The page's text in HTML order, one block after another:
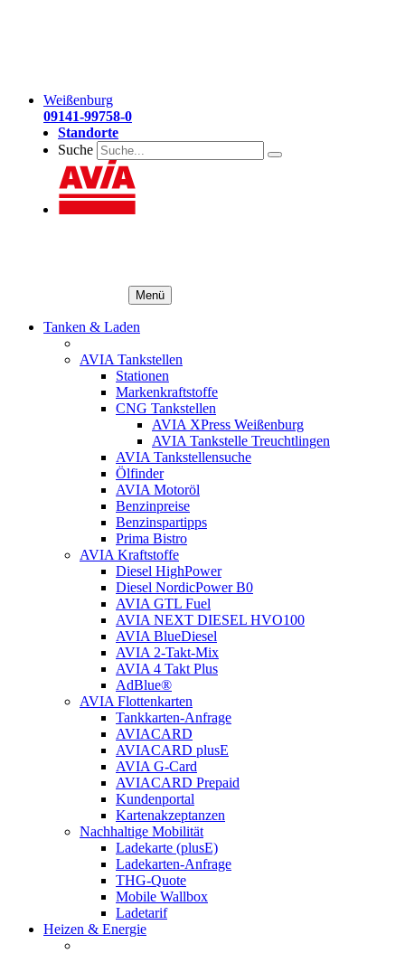
Weißenburg
09141-99758-0
Standorte
Suche
Menü
Tanken & Laden
AVIA Tankstellen
Stationen
Markenkraftstoffe
CNG Tankstellen
AVIA XPress Weißenburg
AVIA Tankstelle Treuchtlingen
AVIA Tankstellensuche
Ölfinder
AVIA Motoröl
Benzinpreise
Benzinspartipps
Prima Bistro
AVIA Kraftstoffe
Diesel HighPower
Diesel NordicPower B0
AVIA GTL Fuel
AVIA NEXT DIESEL HVO100
AVIA BlueDiesel
AVIA 2-Takt-Mix
AVIA 4 Takt Plus
AdBlue®
AVIA Flottenkarten
Tankkarten-Anfrage
AVIACARD
AVIACARD plusE
AVIA G-Card
AVIACARD Prepaid
Kundenportal
Kartenakzeptanzen
Nachhaltige Mobilität
Ladekarte (plusE)
Ladekarten-Anfrage
THG-Quote
Mobile Wallbox
Ladetarif
Heizen & Energie